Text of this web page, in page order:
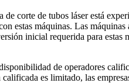
corte de tubos láser está
estas máquinas. Las
inicial requerida para estas
de operadores
es limitado, las